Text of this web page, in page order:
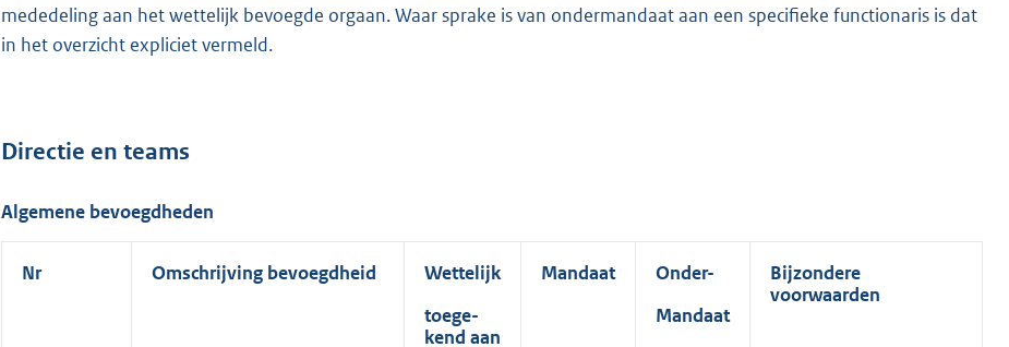
mededeling aan het wettelijk bevoegde orgaan. Waar sprake is van ondermandaat aan een specifieke functionaris is dat
in het overzicht expliciet vermeld.
Directie en teams
Algemene bevoegdheden
Nr Omschrijving bevoegdheid
Wettelijk
toege-
kend aan
Mandaat
Onder-
Mandaat
Bijzondere
voorwaarden